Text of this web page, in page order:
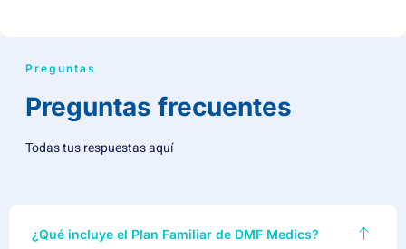
Preguntas
Preguntas frecuentes
Todas tus respuestas aquí
¿Qué incluye el Plan Familiar de DMF Medics?